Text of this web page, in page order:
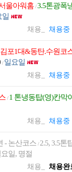
울아워홈/3.5톤광폭
일
채용_ 채용중
포1대&동탄.수원코
/ 일요일
채용_ 채용중
/ 1 톤냉동탑(영)칸막
채용_ 채용중
- 논산코스/ 2.5, 3.5톤
일, 명절
채용_ 채용완